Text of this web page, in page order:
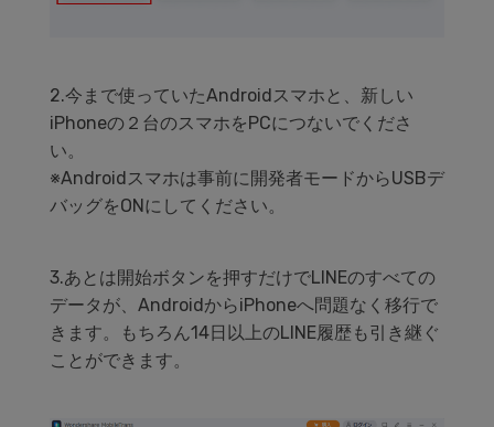
2.今まで使っていたAndroidスマホと、新しい
iPhoneの２台のスマホをPCにつないでくださ
い。
※Androidスマホは事前に開発者モードからUSBデ
バッグをONにしてください。
3.あとは開始ボタンを押すだけでLINEのすべての
データが、AndroidからiPhoneへ問題なく移行で
きます。もちろん14日以上のLINE履歴も引き継ぐ
ことができます。